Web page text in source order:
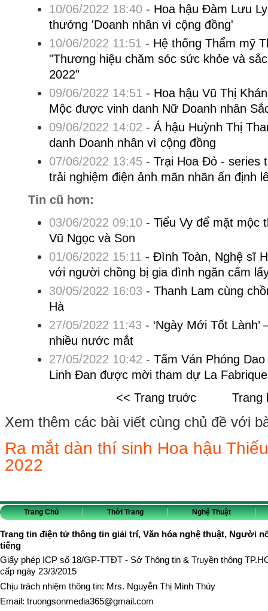
10/06/2022 18:40- Hoa hậu Đàm Lưu
thưởng 'Doanh nhân vì cộng đồng'
10/06/2022 11:51 - Hệ thống Thẩm mỹ
"Thương hiệu chăm sóc sức khỏe và
2022"
09/06/2022 14:51 - Hoa hậu Vũ Thị
Mộc được vinh danh Nữ Doanh nhân
09/06/2022 14:02 - Á hậu Huỳnh Thị
danh Doanh nhân vì cộng đồng
07/06/2022 13:45- Trại Hoa Đỏ - series
trải nghiệm điện ảnh mãn nhãn ấn định
Tin cũ hơn:
03/06/2022 09:10- Tiểu Vy để mặt mộc
Vũ Ngọc và Son
01/06/2022 15:11 - Đình Toàn, Nghệ sĩ
với người chồng bị gia đình ngăn cấm
30/05/2022 16:03 - Thanh Lam cùng
Hà
27/05/2022 11:43 - ‘Ngày Mới Tốt
nhiều nước mắt
27/05/2022 10:42 - Tấm Ván Phóng
Linh Đan được mời tham dự La
<< Trang truớc
Trang
Xem thêm các bài viết cùng chủ đề với
Ra mắt dàn thí sinh Hoa hậu
2022
Trang Chủ Thời Trang Nghệ Thuật
Trang tin điện tử thông tin giải trí, Văn hóa nghệ thuật, Người
tiếng
Giấy phép ICP số 18/GP-TTĐT - Sở Thông tin & Truyền thông
cấp ngày 23/3/2015
Chịu trách nhiệm thông tin: Mrs. Nguyễn Thị Minh Thúy
Email: truongsonmedia365@gmail.com